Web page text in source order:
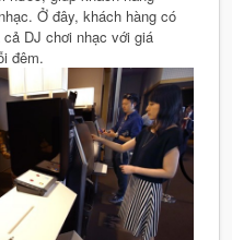
Ở đây, khách hàng có
DJ chơi nhạc với giá
đêm.